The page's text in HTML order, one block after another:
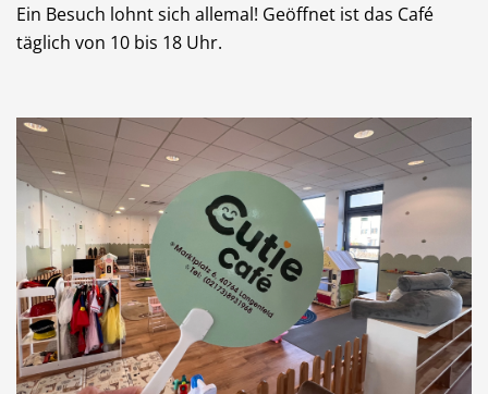
Ein Besuch lohnt sich allemal! Geöffnet ist das Café
täglich von 10 bis 18 Uhr.